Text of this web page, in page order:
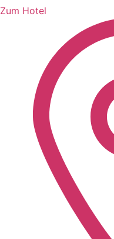
Zum Hotel